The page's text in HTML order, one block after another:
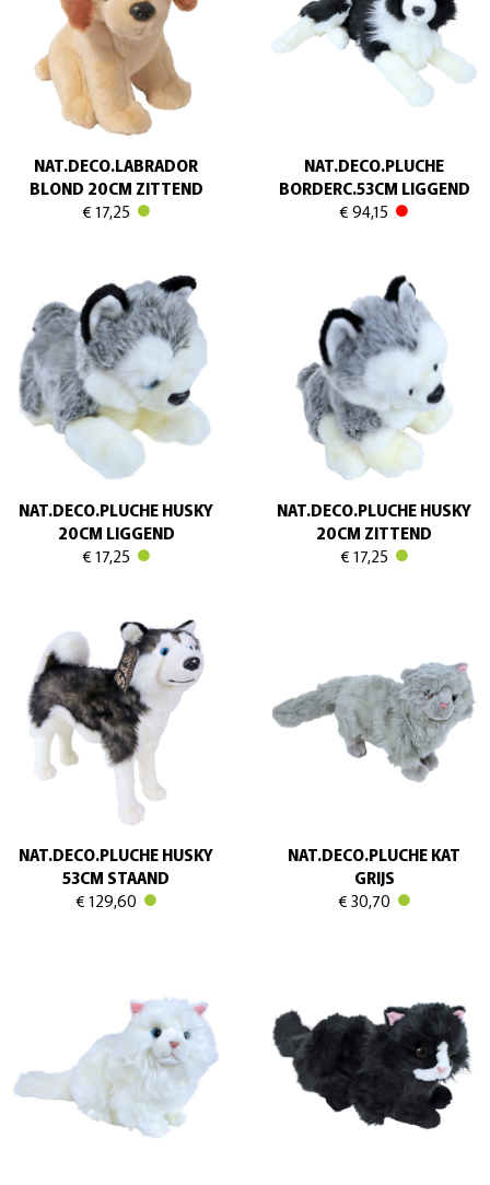
NAT.DECO.LABRADOR
BLOND 20CM ZITTEND
€ 17,25
NAT.DECO.PLUCHE
BORDERC.53CM LIGGEND
€ 94,15
NAT.DECO.PLUCHE HUSKY
20CM LIGGEND
€ 17,25
NAT.DECO.PLUCHE HUSKY
20CM ZITTEND
€ 17,25
NAT.DECO.PLUCHE HUSKY
53CM STAAND
€ 129,60
NAT.DECO.PLUCHE KAT
GRIJS
€ 30,70